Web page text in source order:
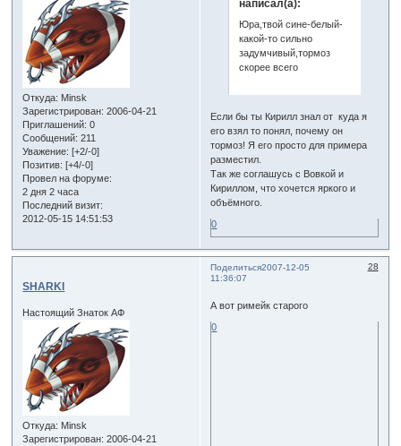
Откуда: Minsk
Зарегистрирован: 2006-04-21
Приглашений: 0
Сообщений: 211
Уважение: [+2/-0]
Позитив: [+4/-0]
Провел на форуме:
2 дня 2 часа
Последний визит:
2012-05-15 14:51:53
написал(а):
Юра,твой сине-белый-
какой-то сильно
задумчивый,тормоз
скорее всего
Если бы ты Кирилл знал от куда я
его взял то понял, почему он
тормоз! Я его просто для примера
разместил.
Так же соглашусь с Вовкой и
Кириллом, что хочется яркого и
объёмного.
0
Поделиться 28
2007-12-05
11:36:07
SHARKI
Настоящий Знаток АФ
Откуда: Minsk
Зарегистрирован: 2006-04-21
А вот римейк старого
0